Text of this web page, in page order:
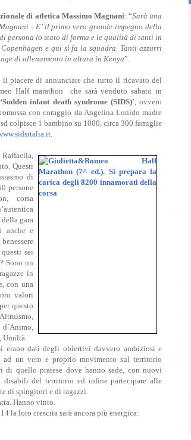
di atletica Massimo Magnani: “Sarà una
- E’ il primo vero grande impegno della
persona lo stato di forma e le qualità di tanti in
e qui si fa la squadra. Tanti azzurri
di allenamento in altura in Kenya”.
il piacere di annunciare che tutto il ricavato del
Half marathon che sarà venduto sabato in
infant death syndrome (SIDS)’, ovvero
con coraggio da Angelina Lonido madre
colpisce 1 bambino su 1000, circa 300 famiglie
.
Questi
di
persone
corsa
gara
anche e
sei
Sono un
in
con una
valori
questo
Umiltà.
erano dati degli obiettivi davvero ambiziosi e
ad un vero e proprio movimento sul territorio
quello pratese dove hanno sede, con nuovi
del territorio ed infine partecipare alle
di spingitori e di ragazzi.
Hanno vinto.
la loro crescita sarà ancora più energica: